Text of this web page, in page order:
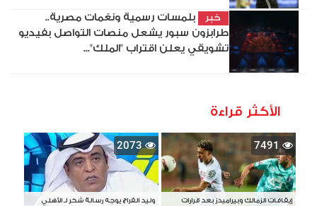
خبر
بلمسات رسمية ونغمات مصرية..
طرابزون سبور يشعل منصات التواصل بفيديو
تشويقي يعلن اقتراب "الملك"...
الأكثر قراءة
7491
إيقافات الزمالك وبيراميدز بعد قرارات
2073
وليد الفراج يوجه رسالة شكر لـ الأهلي